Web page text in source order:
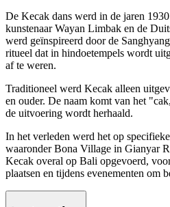
De Kecak dans werd in de jaren
kunstenaar Wayan Limbak en de
werd geïnspireerd door de
ritueel dat in hindoetempels wordt
af te weren.
Traditioneel werd Kecak alleen
en ouder. De naam komt van het
de uitvoering wordt herhaald.
In het verleden werd het op
waaronder Bona Village in Gianyar
Kecak overal op Bali opgevoerd,
plaatsen en tijdens evenementen om